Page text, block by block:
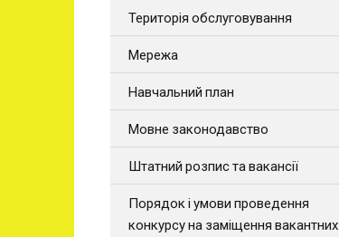
Територія обслуговування
Мережа
Навчальний план
Мовне законодавство
Штатний розпис та вакансії
Порядок і умови проведення
конкурсу на заміщення вакантних